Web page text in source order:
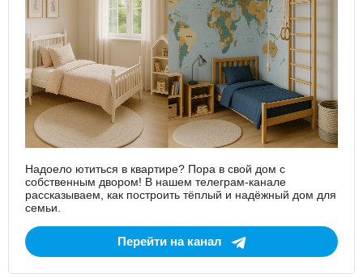
Надоело ютиться в квартире? Пора в свой дом с
собственным двором! В нашем телеграм-канале
рассказываем, как построить тёплый и надёжный дом для
семьи.
Перейти на канал